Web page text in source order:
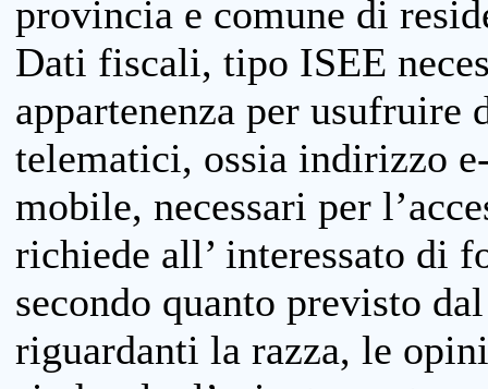
provincia e comune di
Dati fiscali, tipo ISEE
appartenenza per
telematici, ossia indirizzo
mobile, necessari per
richiede all’ interessato di
secondo quanto previsto
riguardanti la razza, le